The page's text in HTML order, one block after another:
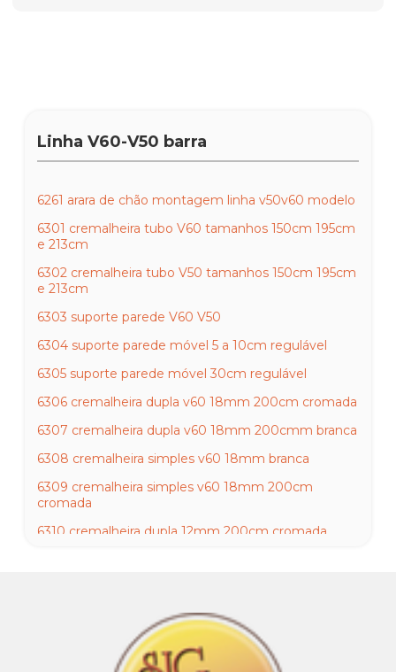
Linha V60-V50 barra
6261 arara de chão montagem linha v50v60 modelo
6301 cremalheira tubo V60 tamanhos 150cm 195cm
e 213cm
6302 cremalheira tubo V50 tamanhos 150cm 195cm
e 213cm
6303 suporte parede V60 V50
6304 suporte parede móvel 5 a 10cm regulável
6305 suporte parede móvel 30cm regulável
6306 cremalheira dupla v60 18mm 200cm cromada
6307 cremalheira dupla v60 18mm 200cmm branca
6308 cremalheira simples v60 18mm branca
6309 cremalheira simples v60 18mm 200cm
cromada
6310 cremalheira dupla 12mm 200cm cromada
6313 cremalheira simples 12mm 200 cromada
6314 cremalheira dupla 18mm meio slot cromada